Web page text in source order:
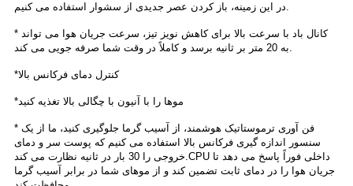
در این زمینه، باز کردن عصر جدیدی از سشوار استفاده می کنیم.
* کانال باد با سرعت بالا برای کاهش نویز تیز، سرعت جریان هوا می تواند
به 20 متر بر ثانیه برسد و کاملاً در وقت شما صرفه جویی می کند.
*کنترل دمای فرکانس بالا
*موها را با آنیون با چگالی بالا تغذیه کنید
* فن آوری ترموستاتیک هوشمند، از آسیب گرما جلوگیری کنید، ما از یک
سنسور اندازه گیری فرکانس بالا استفاده می کنیم که پوست سر و دمای
خروجی را 30 بار در ثانیه نظارت می کند.CPU داخلی فوراً پاسخ می دهد تا
جریان هوا را در دمای ثابت تضمین کند و از موهای شما در برابر آسیب گرما